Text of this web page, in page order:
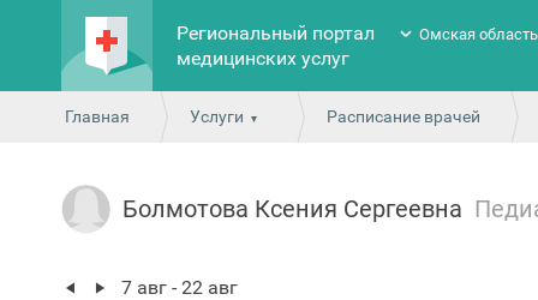
Региональный портал
медицинских услуг
Омская область
Главная Услуги Расписание врачей
Болмотова Ксения Сергеевна
7 авг - 22 авг